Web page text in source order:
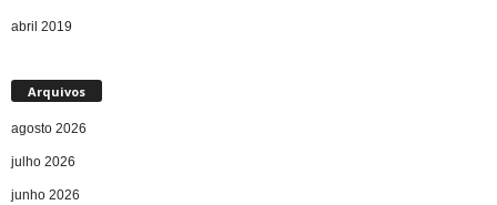
abril 2019
Arquivos
agosto 2026
julho 2026
junho 2026